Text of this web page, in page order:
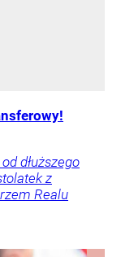
dłuższego
z
Realu